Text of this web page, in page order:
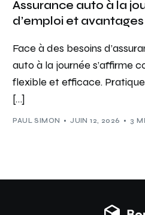
Assurance auto à la
d’emploi et
Face à des besoins
auto à la journée s’affirme
flexible et efficace.
[…]
PAUL SIMON JUIN 12, 2026 3